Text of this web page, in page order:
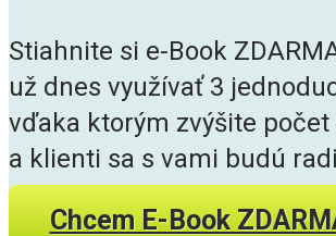
Stiahnite si e-Book
už dnes využívať 3
vďaka ktorým zvýšite
a klienti sa s vami budú
Chcem E-Book